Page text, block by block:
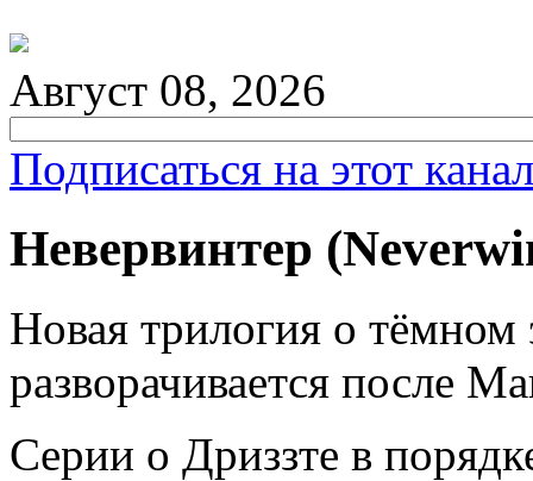
Август 08, 2026
Подписаться на этот
Невервинтер
Новая трилогия о тёмном
разворачивается после
Серии о Дриззте в